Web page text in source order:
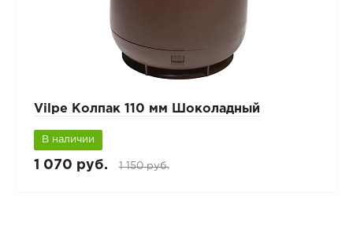
Vilpe Колпак 110 мм Шоколадный
В наличии
1 070 руб. 1 150 руб.